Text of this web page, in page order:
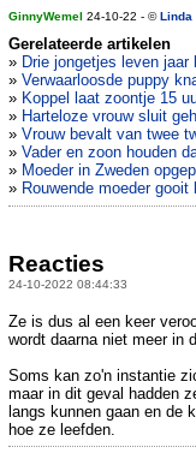
GinnyWemel 24-10-22 - ©Linda
Gerelateerde artikelen
» Drie jongetjes leven
» Verwaarloosde puppy
» Koppel laat zoontje 15
» Harteloze vrouw sluit
» Vrouw bevalt van twee
» Vader en zoon houden
» Moeder in Zweden
» Rouwende moeder
Reacties
24-10-2022 08:44:33
Ze is dus al een keer
wordt daarna niet meer in
Soms kan zo'n instantie
maar in dit geval hadden
langs kunnen gaan en de
hoe ze leefden.